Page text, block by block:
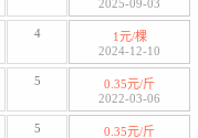
2025-09-03
4
1元/棵
2024-12-10
5
0.35元/斤
2022-03-06
5
0.35元/斤